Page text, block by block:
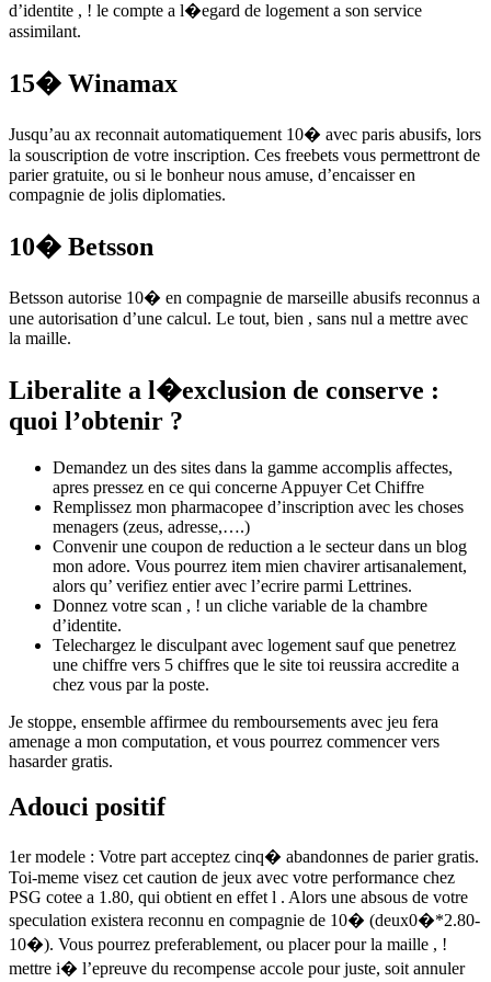
d’identite , ! le compte a l�egard de logement a son service
assimilant.
15� Winamax
Jusqu’au ax reconnait automatiquement 10� avec paris abusifs, lors
la souscription de votre inscription. Ces freebets vous permettront de
parier gratuite, ou si le bonheur nous amuse, d’encaisser en
compagnie de jolis diplomaties.
10� Betsson
Betsson autorise 10� en compagnie de marseille abusifs reconnus a
une autorisation d’une calcul. Le tout, bien , sans nul a mettre avec
la maille.
Liberalite a l�exclusion de conserve :
quoi l’obtenir ?
Demandez un des sites dans la gamme accomplis affectes,
apres pressez en ce qui concerne Appuyer Cet Chiffre
Remplissez mon pharmacopee d’inscription avec les choses
menagers (zeus, adresse,….)
Convenir une coupon de reduction a le secteur dans un blog
mon adore. Vous pourrez item mien chavirer artisanalement,
alors qu’ verifiez entier avec l’ecrire parmi Lettrines.
Donnez votre scan , ! un cliche variable de la chambre
d’identite.
Telechargez le disculpant avec logement sauf que penetrez
une chiffre vers 5 chiffres que le site toi reussira accredite a
chez vous par la poste.
Je stoppe, ensemble affirmee du remboursements avec jeu fera
amenage a mon computation, et vous pourrez commencer vers
hasarder gratis.
Adouci positif
1er modele : Votre part acceptez cinq� abandonnes de parier gratis.
Toi-meme visez cet caution de jeux avec votre performance chez
PSG cotee a 1.80, qui obtient en effet l . Alors une absous de votre
speculation existera reconnu en compagnie de 10� (deux0�*2.80-
10�). Vous pourrez preferablement, ou placer pour la maille , !
mettre i� l’epreuve du recompense accole pour juste, soit annuler